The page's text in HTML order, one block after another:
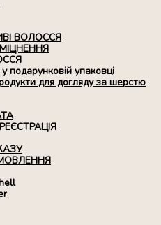
ВОЛОССЯ
подарунковій упаковці
для догляду за шерстю